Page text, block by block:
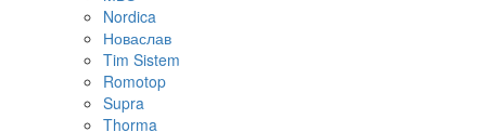
Nordica
Новаслав
Tim Sistem
Romotop
Supra
Thorma